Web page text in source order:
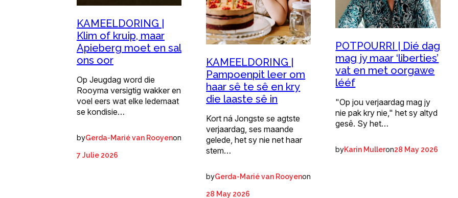
KAMEELDORING |
Klim of kruip, maar
Apieberg moet en sal
ons oor
Op Jeugdag word die
Rooyma versigtig wakker en
voel eers wat elke ledemaat
se kondisie…
byGerda-Marié van Rooyenon
7 Julie 2026
KAMEELDORING |
Pampoenpit leer om
haar sê te sê en kry
die laaste sê in
Kort ná Jongste se agtste
verjaardag, ses maande
gelede, het sy nie net haar
stem…
byGerda-Marié van Rooyenon
28 May 2026
POTPOURRI | Dié dag
mag jy maar ‘liberties’
vat en met oorgawe
lééf
"Op jou verjaardag mag jy
nie pak kry nie," het sy altyd
gesê. Sy het…
byKarin Mulleron28 May 2026